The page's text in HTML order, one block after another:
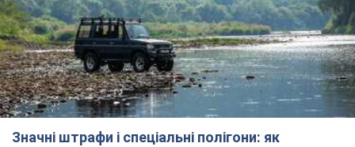
Значні штрафи і спеціальні полігони: як